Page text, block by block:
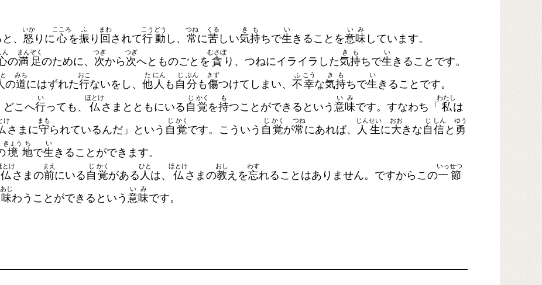
、 怒
いか
りに心
こころ
を振
ふ
り 回
まわ
されて行
こう
動
どう
し、 常
つね
に苦
くる
しい気
き
持
も
ちで生
い
きることを意
い
味
み
しています。
ん
の満
まん
足
ぞく
のために、 次
つぎ
から次
つぎ
へとものごとを 貪
むさぼ
り、つねにイライラした気
き
持
も
ちで生
い
きることです。
の道
みち
にはずれた行
おこ
ないをし、 他
た
人
にん
も 自
じ
分
ぶん
も傷
きず
つけてしまい、 不
ふ
幸
こう
な気
き
持
も
ちで生
い
きることです。
どこへ行
い
っても、 仏
ほとけ
さまとともにいる 自
じ
覚
かく
を持
も
つことができるという 意
い
味
み
です。すなわち「 私
わたし
は
け
さまに守
まも
られているんだ」という 自
じ
覚
かく
です。こういう 自
じ
覚
かく
が常
つね
にあれば、 人
じん
生
せい
に大
おお
きな自
じ
信
しん
と 勇
ゆう
境
きょう
地
ち
で生
い
きることができます。
仏
とけ
さまの前
まえ
にいる 自
じ
覚
かく
がある 人
ひと
は、 仏
ほとけ
さまの教
おし
えを忘
わす
れることはありません。ですからこの一
いっ
節
せつ
味
あじ
わうことができるという 意
い
味
み
です。